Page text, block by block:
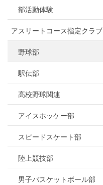
部活動体験
アスリートコース指定クラブ
野球部
駅伝部
高校野球関連
アイスホッケー部
スピードスケート部
陸上競技部
男子バスケットボール部